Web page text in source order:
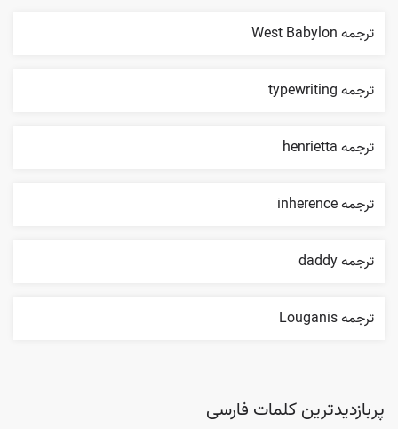
ترجمه West Babylon
ترجمه typewriting
ترجمه henrietta
ترجمه inherence
ترجمه daddy
ترجمه Louganis
پربازدیدترین کلمات فارسی